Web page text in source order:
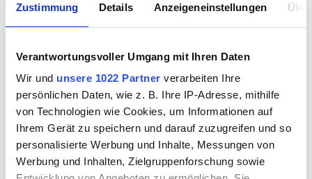
Zustimmung Details Anzeigeneinstellungen
Verantwortungsvoller Umgang mit Ihren Daten
Wir und unsere 1022 Partner verarbeiten Ihre
persönlichen Daten, wie z. B. Ihre IP-Adresse, mithilfe
von Technologien wie Cookies, um Informationen auf
Ihrem Gerät zu speichern und darauf zuzugreifen und so
personalisierte Werbung und Inhalte, Messungen von
Werbung und Inhalten, Zielgruppenforschung sowie
während der verschiedenen
Warnsystem bereitstellen. Die
Arbeiten im Gleisbereich zwischen
dem Bahnhof Trélex und der
Haltestelle L'Asse dürfen den
Linienbetrieb sowie den 15-
Minuten-Takt nicht